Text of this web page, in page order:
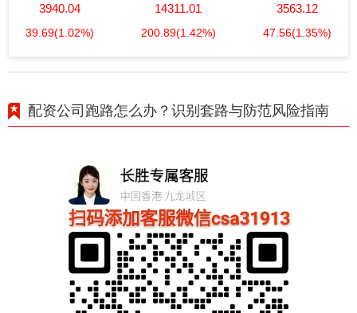
3940.04
39.69(1.02%)
14311.01
200.89(1.42%)
3563.12
47.56(1.35%)
配资公司跑路怎么办？识别套路与防范风险指南